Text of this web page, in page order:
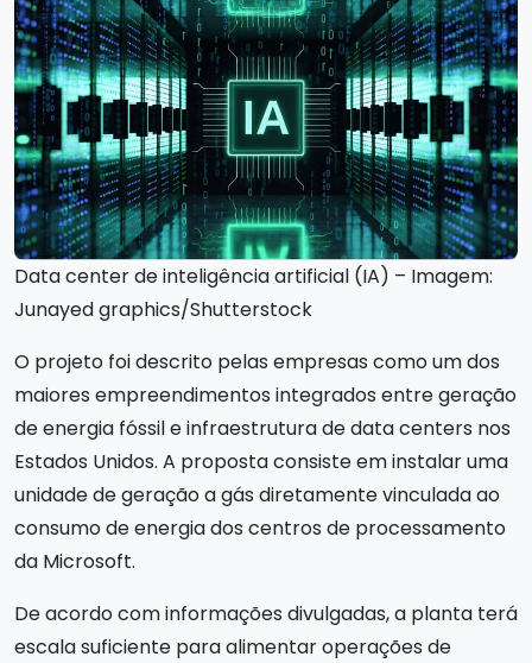
Data center de inteligência artificial (IA) – Imagem:
Junayed graphics/Shutterstock
O projeto foi descrito pelas empresas como um dos
maiores empreendimentos integrados entre geração
de energia fóssil e infraestrutura de data centers nos
Estados Unidos. A proposta consiste em instalar uma
unidade de geração a gás diretamente vinculada ao
consumo de energia dos centros de processamento
da Microsoft.
De acordo com informações divulgadas, a planta terá
escala suficiente para alimentar operações de